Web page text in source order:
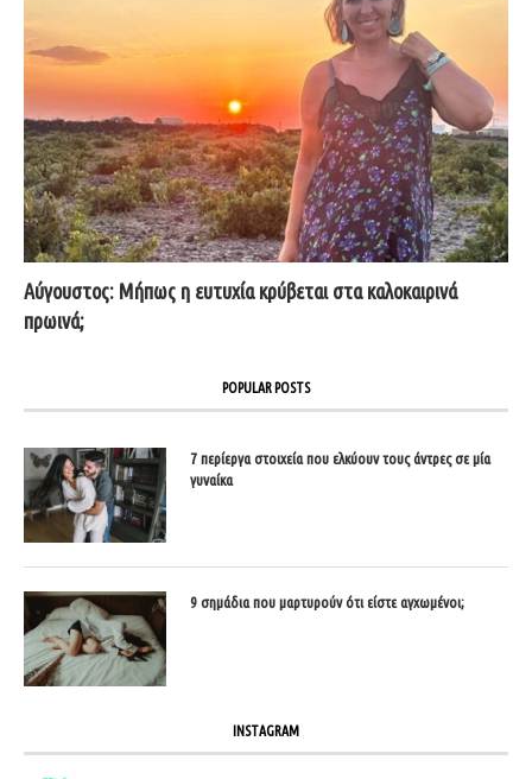
Αύγουστος: Μήπως η ευτυχία κρύβεται στα καλοκαιρινά
πρωινά;
POPULAR POSTS
7 περίεργα στοιχεία που ελκύουν τους άντρες σε μία
γυναίκα
9 σημάδια που μαρτυρούν ότι είστε αγχωμένοι;
INSTAGRAM